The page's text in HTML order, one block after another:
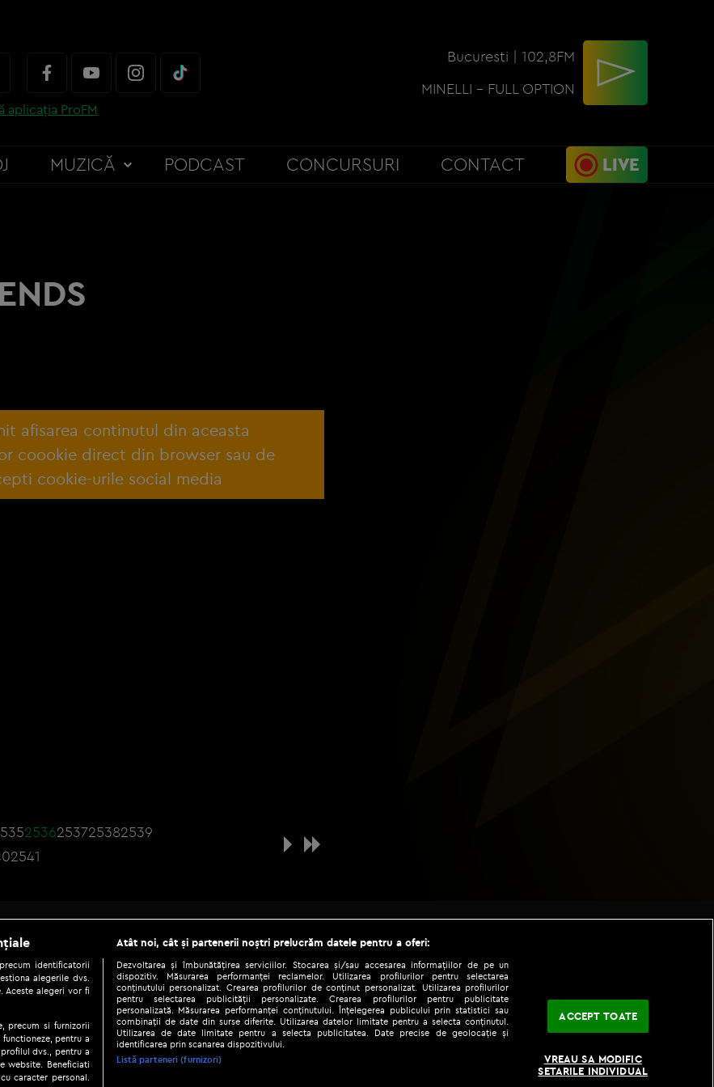
aplicația ProFM
Bucuresti | 102,8FM
MINELLI - FULL OPTION
MUZICĂ PODCAST CONCURSURI CONTACT LIVE
afisarea continutul din aceasta
coookie direct din browser sau de
cookie-urile social media
2536253725382539
2541
social
Copyright © 2026 / DIGI ROMANIA S.A.
și condiții|Politica de confidențialitate|
identificatorii
alegerile dvs.
Aceste alegeri vor fi
precum si furnizorii
pentru a
dvs., pentru a
website. Beneficiati
caracter personal.
Atât noi, cât și partenerii noștri prelucrăm datele pentru a oferi:
Dezvoltarea și îmbunătățirea serviciilor. Stocarea și/sau accesarea informațiilor de pe un
dispozitiv. Măsurarea performanței reclamelor. Utilizarea profilurilor pentru selectarea
conținutului personalizat. Crearea profilurilor de conținut personalizat. Utilizarea profilurilor
pentru selectarea publicității personalizate. Crearea profilurilor pentru publicitate
personalizată. Măsurarea performanței conținutului. Înțelegerea publicului prin statistici sau
combinații de date din surse diferite. Utilizarea datelor limitate pentru a selecta conținutul.
Utilizarea de date limitate pentru a selecta publicitatea. Date precise de geolocație și
identificarea prin scanarea dispozitivului.
Listă parteneri (furnizori)
ACCEPT TOATE
VREAU SA MODIFIC
SETARILE INDIVIDUAL